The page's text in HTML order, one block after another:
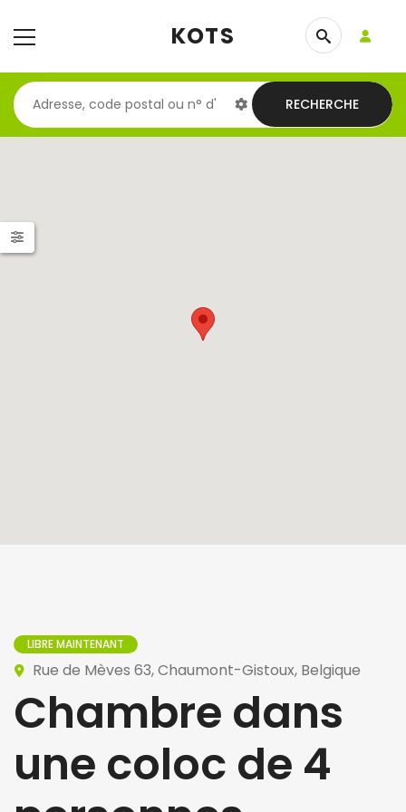
KOTS
RECHERCHE
LIBRE MAINTENANT
Rue de Mèves 63, Chaumont-Gistoux, Belgique
Chambre dans
une coloc de 4